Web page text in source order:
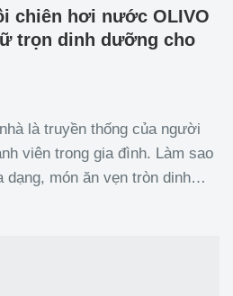
chiên hơi nước OLIVO
trọn dinh dưỡng cho
là truyền thống của người
viên trong gia đình. Làm sao
món ăn vẹn tròn dinh